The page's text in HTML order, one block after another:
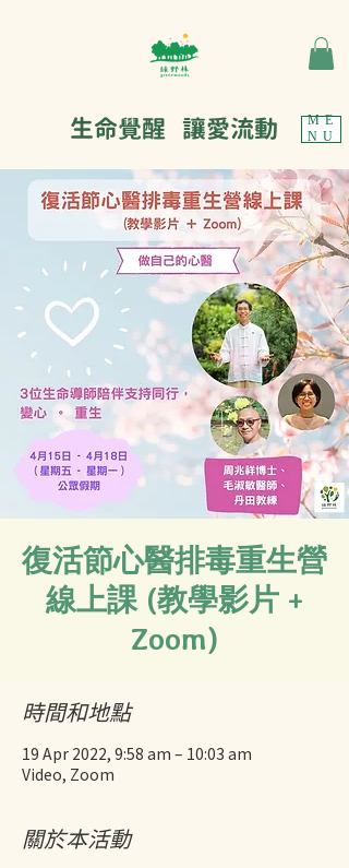
ME
NU
生命覺醒 讓愛流動
復活節心醫排毒重生營
線上課 (教學影片 +
Zoom)
時間和地點
19 Apr 2022, 9:58 am – 10:03 am
Video, Zoom
關於本活動